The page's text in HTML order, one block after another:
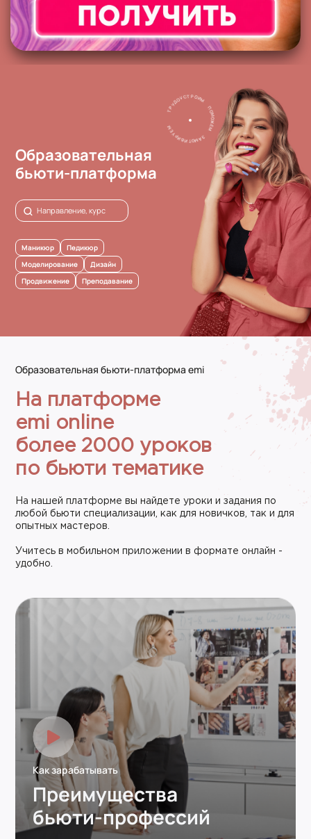
Д
О
УСТРОИ М
ПО М
О
Ж
Е
М
З
А
М
О
Т
И
В
И
Р
У
Е
М
Образовательная
бьюти-платформа
Маникюр
Педикюр
Моделирование
Дизайн
Продвижение
Преподавание
Образовательная бьюти-платформа emi
На платформе
emi online
более 2000 уроков
по бьюти тематике
На нашей платформе вы найдете уроки и задания по
любой бьюти специализации, как для новичков, так и для
опытных мастеров.
Учитесь в мобильном приложении в формате онлайн -
удобно.
Как зарабатывать
Преимущества
бьюти-профессий